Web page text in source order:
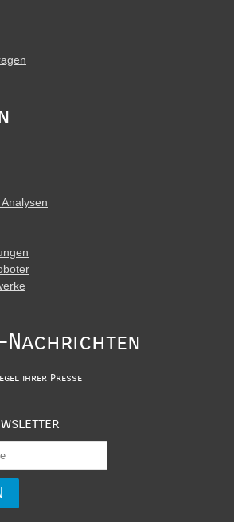
Nachrichten
ihrer Presse